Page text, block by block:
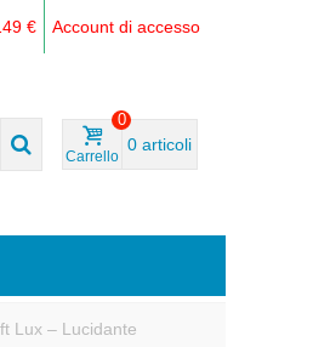
€ Account di accesso
Carrello
0
0 articoli
Lux – Lucidante